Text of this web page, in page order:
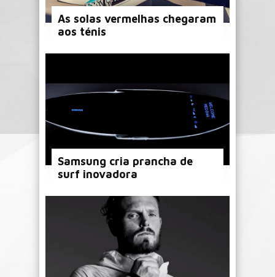
As solas vermelhas chegaram
aos ténis
Samsung cria prancha de
surf inovadora